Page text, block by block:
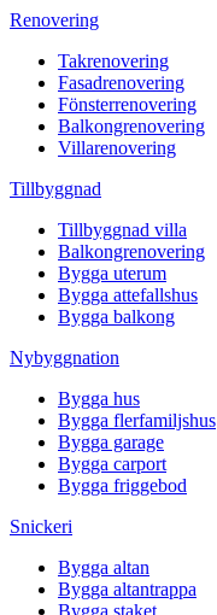
Renovering
Takrenovering
Fasadrenovering
Fönsterrenovering
Balkongrenovering
Villarenovering
Tillbyggnad
Tillbyggnad villa
Balkongrenovering
Bygga uterum
Bygga attefallshus
Bygga balkong
Nybyggnation
Bygga hus
Bygga flerfamiljshus
Bygga garage
Bygga carport
Bygga friggebod
Snickeri
Bygga altan
Bygga altantrappa
Bygga staket